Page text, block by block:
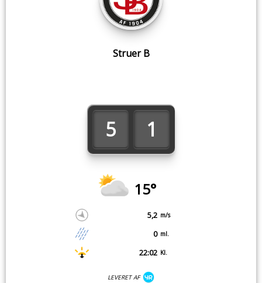
5 1
15°
5,2 m/s
0 ml.
22:02 Kl.
LEVERET AF
Struer B